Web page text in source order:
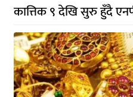
कात्तिक ९ देखि सुरु हुँदै